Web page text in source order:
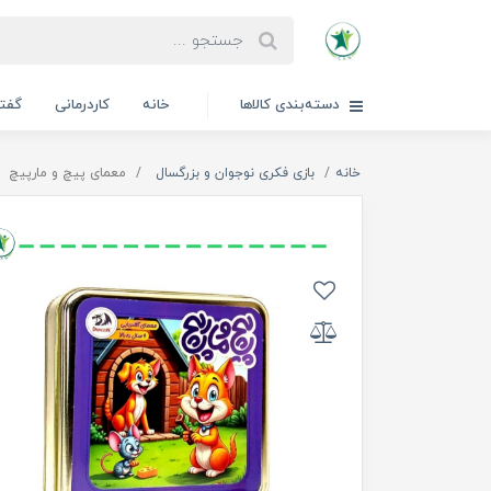
دسته‌بندی کالاها خانه کاردرمانی
خانه بازی فکری نوجوان و بزرگسال معمای پیچ و مارپیچ